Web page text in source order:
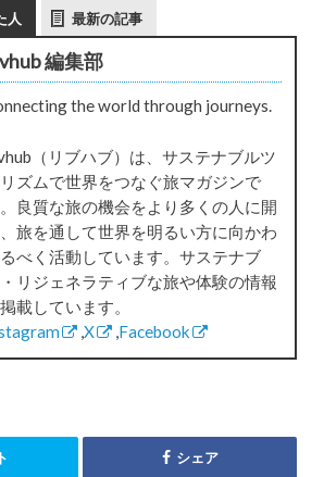
人 最新の記事
編集部
the world through journeys.
（リブハブ）は、サステナブルツ
ズムで世界をつなぐ旅マガジンで
良質な旅の機会をより多くの人に開
旅を通して世界を明るい方に向かわ
べく活動しています。サステナブ
リジェネラティブな旅や体験の情報
載しています。
,X ,Facebook
シェア